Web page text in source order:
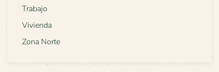
Trabajo
Vivienda
Zona Norte